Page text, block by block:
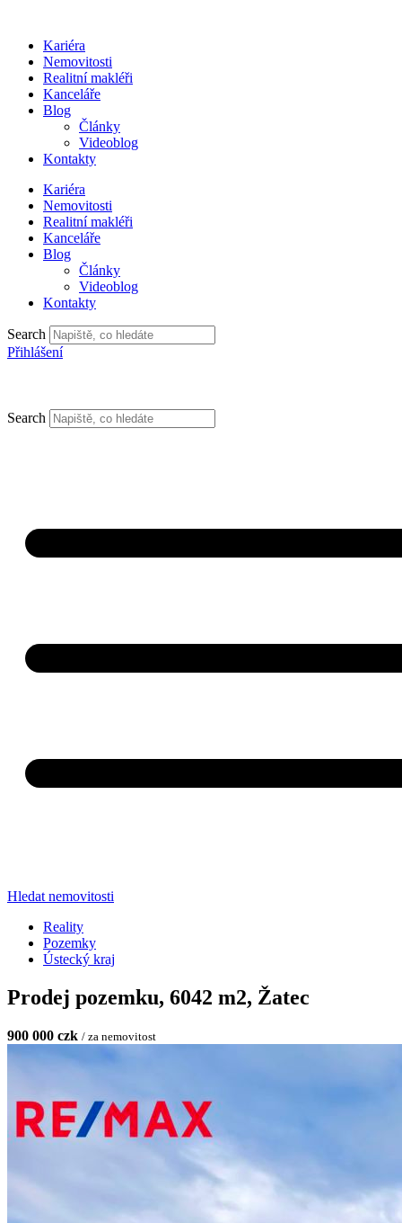
obsahuKariéra
Nemovitosti
Realitní makléři
Kanceláře
Blog
Články
Videoblog
Kontakty
Kariéra
Nemovitosti
Realitní makléři
Kanceláře
Blog
Články
Videoblog
Kontakty
Search
Přihlášení
Search
Hledat nemovitosti
Reality
Pozemky
Ústecký kraj
Prodej pozemku, 6042 m2, Žatec
900 000 czk / za nemovitost